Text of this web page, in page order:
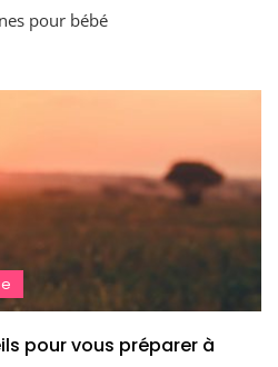
pour bébé
pour vous préparer à